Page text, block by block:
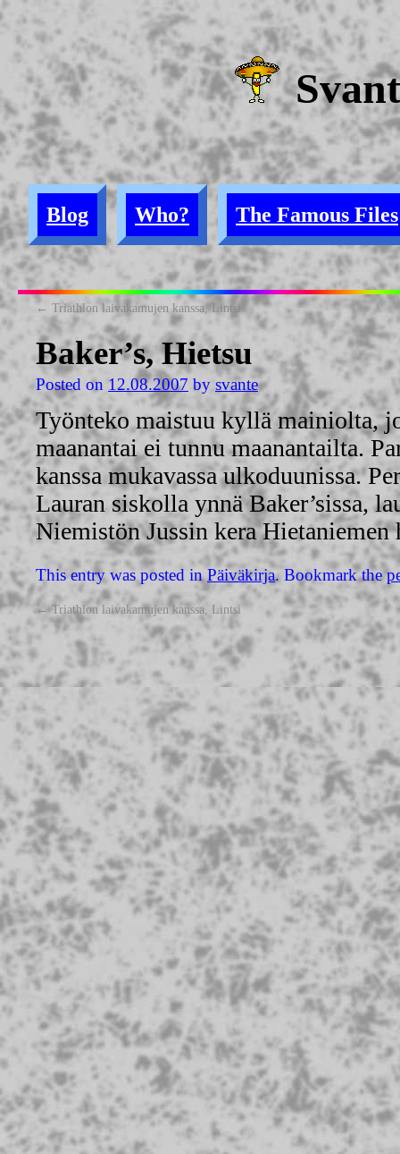
Blog Who? The Famous Files
← Triathlon laivakamujen kanssa, Lintsi
Baker’s, Hietsu
Posted on 12.08.2007 by svante
Työnteko maistuu kyllä mainiolta,
maanantai ei tunnu maanantailta.
kanssa mukavassa ulkoduunissa.
Lauran siskolla ynnä Baker’sissa,
Niemistön Jussin kera Hietaniemen
This entry was posted inPäiväkirja. Bookmark the
←Triathlon laivakamujen kanssa, Lintsi